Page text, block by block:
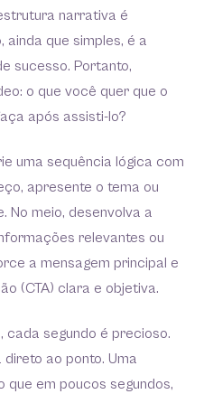
narrativa é
ainda que simples, é a
sucesso. Portanto,
o que você quer que o
após assisti-lo?
uma sequência lógica com
apresente o tema ou
No meio, desenvolva a
relevantes ou
a mensagem principal e
(CTA) clara e objetiva.
cada segundo é precioso.
ao ponto. Uma
que em poucos segundos,